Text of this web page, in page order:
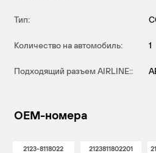
Тип:
Количество на автомобиль: 1
Подходящий разъем AIRLINE::
OEM-номера
2123-8118022 2123811802201